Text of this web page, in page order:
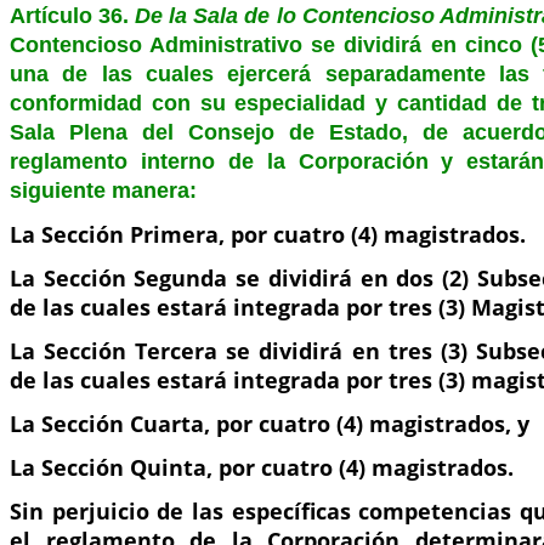
Artículo 36.De la Sala de lo Contencioso
Contencioso Administrativo se dividirá en cinco
una de las cuales ejercerá separadamente
conformidad con su especialidad y cantidad de
Sala Plena del Consejo de Estado, de
reglamento interno de la Corporación y
siguiente manera:
La Sección Primera, por cuatro (4) magistrados.
La Sección Segunda se dividirá en dos (2)
de las cuales estará integrada por tres (3)
La Sección Tercera se dividirá en tres (3)
de las cuales estará integrada por tres (3)
La Sección Cuarta, por cuatro (4) magistrados, y
La Sección Quinta, por cuatro (4) magistrados.
Sin perjuicio de las específicas competencias